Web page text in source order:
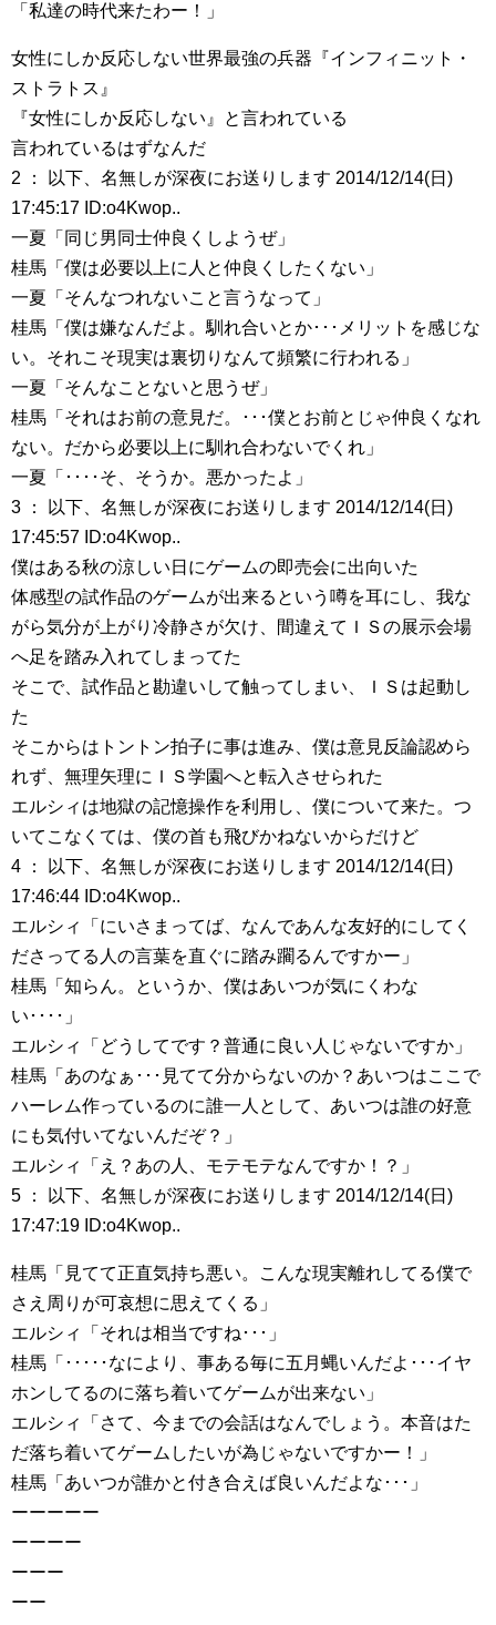
「私達の時代来たわー！」
女性にしか反応しない世界最強の兵器『インフィニット・
ストラトス』
『女性にしか反応しない』と言われている
言われているはずなんだ
2 ： 以下、名無しが深夜にお送りします 2014/12/14(日)
17:45:17 ID:o4Kwop..
一夏「同じ男同士仲良くしようぜ」
桂馬「僕は必要以上に人と仲良くしたくない」
一夏「そんなつれないこと言うなって」
桂馬「僕は嫌なんだよ。馴れ合いとか･･･メリットを感じな
い。それこそ現実は裏切りなんて頻繁に行われる」
一夏「そんなことないと思うぜ」
桂馬「それはお前の意見だ。･･･僕とお前とじゃ仲良くなれ
ない。だから必要以上に馴れ合わないでくれ」
一夏「････そ、そうか。悪かったよ」
3 ： 以下、名無しが深夜にお送りします 2014/12/14(日)
17:45:57 ID:o4Kwop..
僕はある秋の涼しい日にゲームの即売会に出向いた
体感型の試作品のゲームが出来るという噂を耳にし、我な
がら気分が上がり冷静さが欠け、間違えてＩＳの展示会場
へ足を踏み入れてしまってた
そこで、試作品と勘違いして触ってしまい、ＩＳは起動し
た
そこからはトントン拍子に事は進み、僕は意見反論認めら
れず、無理矢理にＩＳ学園へと転入させられた
エルシィは地獄の記憶操作を利用し、僕について来た。つ
いてこなくては、僕の首も飛びかねないからだけど
4 ： 以下、名無しが深夜にお送りします 2014/12/14(日)
17:46:44 ID:o4Kwop..
エルシィ「にいさまってば、なんであんな友好的にしてく
ださってる人の言葉を直ぐに踏み躙るんですかー」
桂馬「知らん。というか、僕はあいつが気にくわな
い････」
エルシィ「どうしてです？普通に良い人じゃないですか」
桂馬「あのなぁ･･･見てて分からないのか？あいつはここで
ハーレム作っているのに誰一人として、あいつは誰の好意
にも気付いてないんだぞ？」
エルシィ「え？あの人、モテモテなんですか！？」
5 ： 以下、名無しが深夜にお送りします 2014/12/14(日)
17:47:19 ID:o4Kwop..
桂馬「見てて正直気持ち悪い。こんな現実離れしてる僕で
さえ周りが可哀想に思えてくる」
エルシィ「それは相当ですね･･･」
桂馬「･････なにより、事ある毎に五月蝿いんだよ･･･イヤ
ホンしてるのに落ち着いてゲームが出来ない」
エルシィ「さて、今までの会話はなんでしょう。本音はた
だ落ち着いてゲームしたいが為じゃないですかー！」
桂馬「あいつが誰かと付き合えば良いんだよな･･･」
ーーーーー
ーーーー
ーーー
ーー